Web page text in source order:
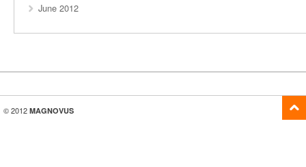
June 2012
© 2012 MAGNOVUS